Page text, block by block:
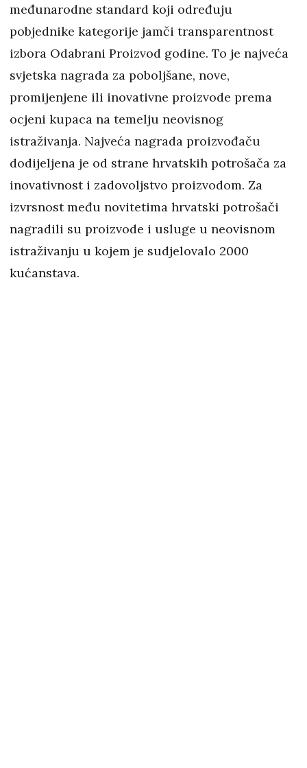
međunarodne standard koji određuju
pobjednike kategorije jamči transparentnost
izbora Odabrani Proizvod godine. To je najveća
svjetska nagrada za poboljšane, nove,
promijenjene ili inovativne proizvode prema
ocjeni kupaca na temelju neovisnog
istraživanja. Najveća nagrada proizvođaču
dodijeljena je od strane hrvatskih potrošača za
inovativnost i zadovoljstvo proizvodom. Za
izvrsnost među novitetima hrvatski potrošači
nagradili su proizvode i usluge u neovisnom
istraživanju u kojem je sudjelovalo 2000
kućanstava.